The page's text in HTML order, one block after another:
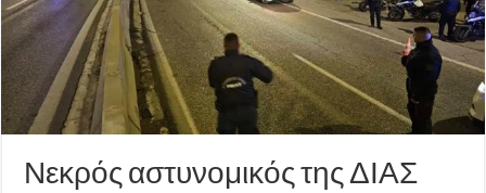
Νεκρός αστυνομικός της ΔΙΑΣ